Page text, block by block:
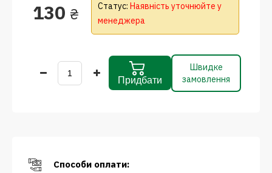
130 ₴ Статус: Наявність уточнюйте у
менеджера
Придбати
Швидке
замовлення
Способи оплати: